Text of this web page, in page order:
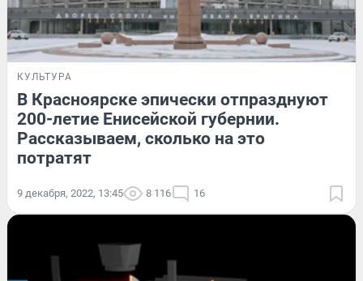
КУЛЬТУРА
В Красноярске эпически отпразднуют
200-летие Енисейской губернии.
Рассказываем, сколько на это
потратят
9 декабря, 2022, 13:45 8 116 16